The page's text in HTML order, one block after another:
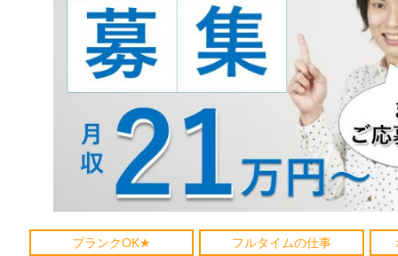
ブランクOK★ フルタイムの仕事